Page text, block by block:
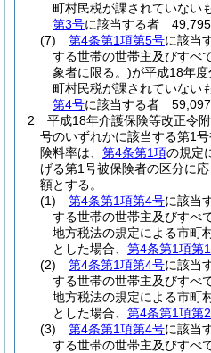
町村民税が課されていない
第3号に該当する者 49,795
(7)
第4条第1項第5号に該当
する世帯の世帯主及びすべ
象者に限る。)が平成18年
町村民税が課されていない
第4号に該当する者 59,097
2
平成18年介護保険等改正令
号のいずれかに該当する第1
険料率は、 第4条第1項の規定
げる第1号被保険者の区分に
額とする。
(1)
第4条第1項第4号に該当
する世帯の世帯主及びすべ
地方税法の規定による市町
とした場合、 第4条第1項第
(2)
第4条第1項第4号に該当
する世帯の世帯主及びすべ
地方税法の規定による市町
とした場合、 第4条第1項第
(3)
第4条第1項第4号に該当
する世帯の世帯主及びすべ